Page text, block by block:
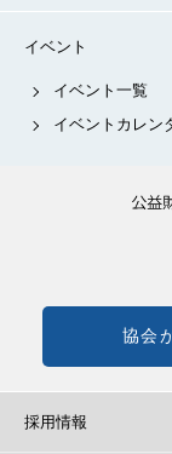
イベント
イベント一覧
イベントカレン
協会
採用情報